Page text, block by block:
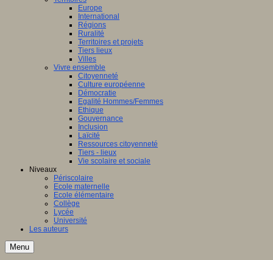
Europe
International
Régions
Ruralité
Territoires et projets
Tiers lieux
Villes
Vivre ensemble
Citoyenneté
Culture européenne
Démocratie
Egalité Hommes/Femmes
Ethique
Gouvernance
Inclusion
Laïcité
Ressources citoyenneté
Tiers - lieux
Vie scolaire et sociale
Niveaux
Périscolaire
Ecole maternelle
Ecole élémentaire
Collège
Lycée
Université
Les auteurs
Menu